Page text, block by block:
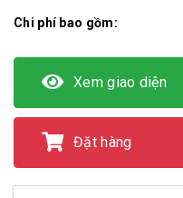
Chi phí bao gồm:
Xem giao diện
Đặt hàng